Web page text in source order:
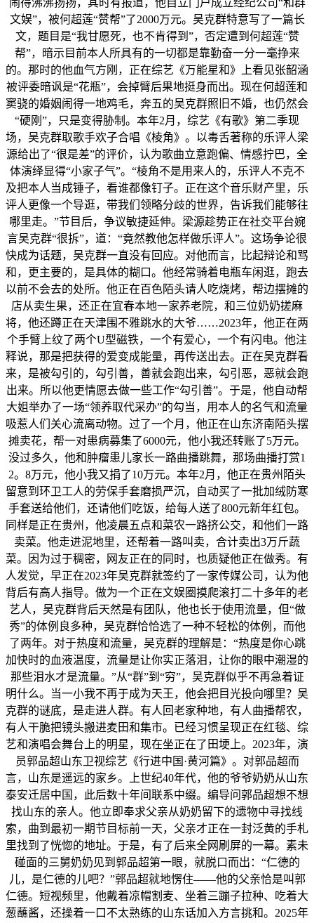
闹得沸沸扬扬，其时有报道，他自立门户成立经纪公司“和群
文娱”，被何超莲“赞帮”了2000万元。吴克群特意写了一篇长
文，题目是“我甘愿死，也不肯得到”，否定遭到何超莲“赞
帮”，暗示目前本人所具有的一切都是靠勤奋一分一毫挣来
的。那时的他血气方刚，正在综艺《万能星和》上看见张韶涵
被评委暗讽是“花瓶”，会掉臂后果地挺身而出。现在何超莲和
窦骁的婚姻闹得一地鸡毛，奔五的吴克群照旧不婚，也仍然会
“硬刚”，只是变得胁制。本年2月，综艺《有歌》第二季现
场，吴克群取歌手欢子合唱《棱角》。以毒舌著称的乐评人梁
源给出了“很是差”的评价，认为歌曲立意跑偏、情感拧巴，全
体演绎显得“小家子气”。“棱角不是用来人的，乐评人不克不
及把本人当成锤子，看谁都像钉子。正在这个音乐财产里，乐
评人更像一个导逛，带我们领略分歧的世界，告诉我们能够往
哪里走。”节目后，争议敏捷延伸。梁源趁势正在社交平台婉
言吴克群“很拆”，道：“竟然教他怎样做乐评人”。这场争论很
快成为话题，吴克群一直没有回应。对他而言，比起辩论和骂
和，更主要的，是具体的糊口。他经常骑着电瓶车闲逛，跑去
以前不会去的处所。他正在百色陌头请人吃烧烤，帮边摆摊的
店从卖生果，还正在宜春本地一家养老院，和三位奶奶搓麻
将，他还蹲正在天津围不雅跳水的大爷……2023年，他正在两
个手臂上纹了两个U型磁铁，一个有爱心，一个有闪电。他注
释说，那是把获得的爱变成能量，再传送出去。正在吴克群看
来，是被勾引的，勾引善，善就会跑出来，勾引恶，恶就会跑
出来。所以他更情愿去做一些工作“勾引善”。于是，他自动帮
大姐举办了一场“领养取代采办”的勾当，用本人的名气和流量
吸惹人们关心流离动物。过了一个月，他正在山东济南陌头摆
摊卖花，帮一对患病募集了6000元，他小我还转账了5万元。
没过多久，他和肿瘤患儿家长一路曲播跳舞，那场曲播打赏1
2。8万元，他小我又捐了10万元。本年2月，他正在贵州陌头
留意到环卫工人的劳保手套磨损严沉，自动买了一批加绒防寒
手套送给他们，还请他们吃饭，给每人送了800元新年红包。
同样是正在贵州，他凌晨五点和菜农一路挤公交，和他们一路
卖菜。他走进泥地里，还帮着一路叫卖，合计卖出3万斤蔬
菜。因为过于稠密，网友正在的同时，也质疑他正在做秀。有
人发觉，早正在2023年吴克群就签约了一家传媒公司，认为他
背后有高人指导。做为一个正在文娱圈摸爬滚打二十多年的老
艺人，吴克群背后天然是有团队，他也长于使用流量，但“做
秀”的体例良多种，吴克群恰恰选了一种不轻松的体例，而他
了两年。对于热度和流量，吴克群的理解是：“热度是你心跳
加快时的血液温度，流量是让你实正落泪，让你的眼中潮湿的
那些泪水才是流量。”从“群”到“穷”，吴克群似乎不再急着证
明什么。当一小我不再于成为天王，他会把目光投向哪里？吴
克群的谜底，是走进人群。有人回老家种地，有人曲播帮农，
有人干脆把镜头搬进麦田和集市。已经习惯呈现正在红毯、综
艺和演唱会舞台上的明星，现在坐正在了田埂上。2023年，演
员郭品超山东卫视综艺《行进中国·黄河篇》。对郭品超而
言，山东是遥远的家乡。上世纪40年代，他的爷爷奶奶从山东
泰安迁居中国，此后数十年间联系中缀。编导问郭品超想不想
找山东的亲人。他立即奉求父亲从奶奶留下的遗物中寻找线
索，曲到最初一期节目标前一天，父亲才正在一封泛黄的手札
里找到了恍惚的地址。于是，有了后来全网刷屏的一幕。素未
碰面的三舅奶奶见到郭品超第一眼，就脱口而出：“仁德的
儿，是仁德的儿吧？”郭品超就地愣住——他的父亲恰是叫郭
仁德。短视频里，他戴着凉帽割麦、坐着三蹦子拉种、吃着大
葱蘸酱，还操着一口不太熟练的山东话加入方言挑和。2025年